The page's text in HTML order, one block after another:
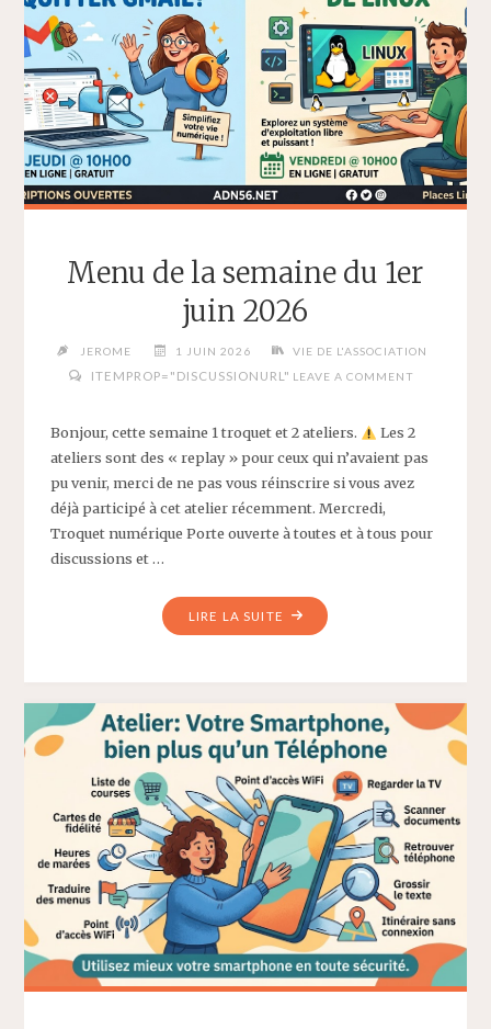
COMMENT
J’AI
QUITTÉ
GMAIL
DU
4
MAIL
2026"
Menu de la semaine du 1er
juin 2026
JEROME 1 JUIN 2026 VIE DE L'ASSOCIATION
ITEMPROP="DISCUSSIONURL" LEAVE A COMMENT
Bonjour, cette semaine 1 troquet et 2 ateliers.
Les 2
ateliers sont des « replay » pour ceux qui n’avaient pas
pu venir, merci de ne pas vous réinscrire si vous avez
déjà participé à cet atelier récemment. Mercredi,
Troquet numérique Porte ouverte à toutes et à tous pour
discussions et …
LIRE LA SUITE "MENU
DU
1ER
2026"